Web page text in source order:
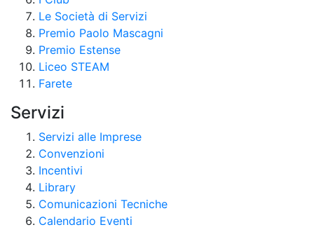
Le Società di Servizi
Premio Paolo Mascagni
Premio Estense
Liceo STEAM
Farete
Servizi
Servizi alle Imprese
Convenzioni
Incentivi
Library
Comunicazioni Tecniche
Calendario Eventi